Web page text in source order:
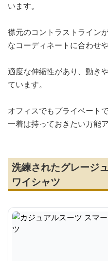
います。
襟元のコントラストライン
なコーディネートに合わせ
適度な伸縮性があり、動き
ています。
オフィスでもプライベート
一着は持っておきたい万能
洗練されたグレージ
ワイシャツ